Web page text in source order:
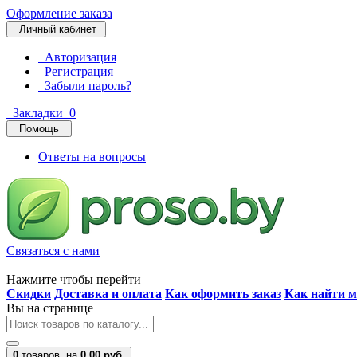
Оформление заказа
Личный кабинет
Авторизация
Регистрация
Забыли пароль?
Закладки 0
Помощь
Ответы на вопросы
Связаться с нами
Нажмите чтобы перейти
Скидки Доставка и оплата Как оформить заказ Как найти
Вы на странице